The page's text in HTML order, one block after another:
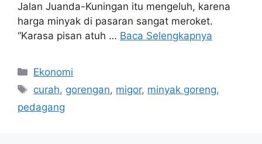
Jalan Juanda-Kuningan itu mengeluh, karena
harga minyak di pasaran sangat meroket.
“Karasa pisan atuh … Baca Selengkapnya
Kategori
Ekonomi
Tag
curah, gorengan, migor, minyak goreng,
pedagang